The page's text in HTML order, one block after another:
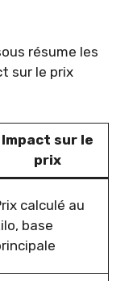
résume les
sur le prix
Impact sur le
prix
calculé au
base